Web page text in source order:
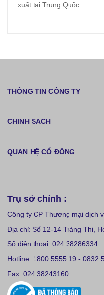
xuất tại Trung Quốc.
THÔNG TIN CÔNG TY
CHÍNH SÁCH
QUAN HỆ CỔ ĐÔNG
Trụ sở chính :
Công ty CP Thương mại dịch
Địa chỉ: Số 12-14 Tràng Thi,
Số điện thoại: 024.38286334
Hotline: 1800 5555 19 - 0832
Fax: 024.38243160